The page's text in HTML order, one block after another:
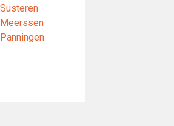
Susteren
Meerssen
Panningen